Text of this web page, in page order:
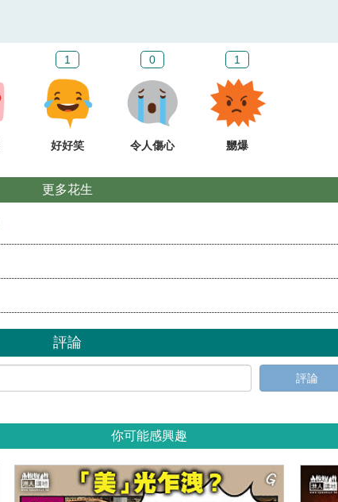
1
好好笑
0
令人傷心
1
嬲爆
更多花生
評論
評論
你可能感興趣